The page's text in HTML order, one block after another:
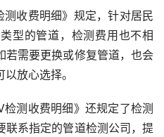
收费明细》规定，针对居民
型的管道，检测费用也不相
若需要更换或修复管道，也会
放心选择。
测收费明细》还规定了检测
联系指定的管道检测公司，提